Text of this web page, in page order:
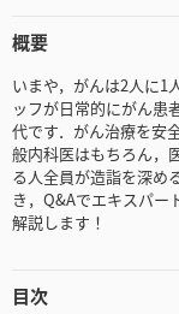
概要
いまや，がんは2人に1
ッフが日常的にがん患
代です．がん治療を安
般内科医はもちろん，
る人全員が造詣を深め
き，Q&Aでエキスパー
解説します！
目次